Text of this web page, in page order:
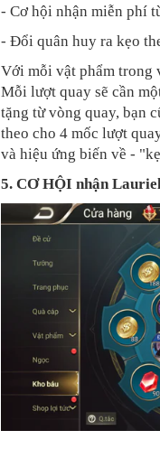
- Cơ hội nhận miễn phí
- Đổi quân huy ra kẹo
Với mỗi vật phẩm trong
Mỗi lượt quay sẽ cần
tặng từ vòng quay, bạn
theo cho 4 mốc lượt
và hiệu ứng biến về -
5. CƠ HỘI nhận